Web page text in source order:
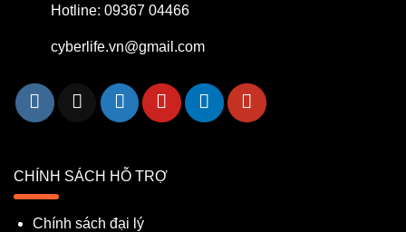
Hotline: 09367 04466
cyberlife.vn@gmail.com
CHÍNH SÁCH HỖ TRỢ
Chính sách đại lý